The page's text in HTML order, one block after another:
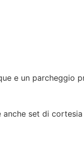
e un parcheggio
set di cortesia